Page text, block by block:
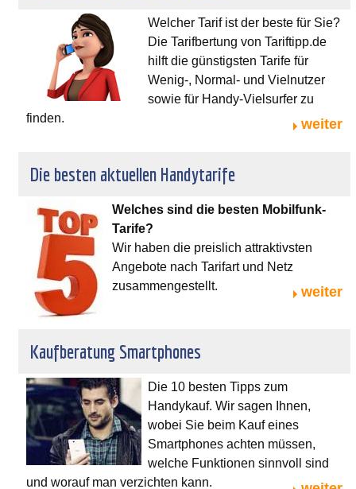
Welcher Tarif ist der beste für Sie?
Die Tarifbertung von Tariftipp.de
hilft die günstigsten Tarife für
Wenig-, Normal- und Vielnutzer
sowie für Handy-Vielsurfer zu
finden.
weiter
Die besten aktuellen Handytarife
Welches sind die besten Mobilfunk-
Tarife?
Wir haben die preislich attraktivsten
Angebote nach Tarifart und Netz
zusammengestellt.
weiter
Kaufberatung Smartphones
Die 10 besten Tipps zum
Handykauf. Wir sagen Ihnen,
wobei Sie beim Kauf eines
Smartphones achten müssen,
welche Funktionen sinnvoll sind
und worauf man verzichten kann.